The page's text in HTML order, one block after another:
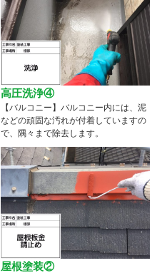
高圧洗浄④
【バルコニー】バルコニー内には、泥
などの頑固な汚れが付着していますの
で、隅々まで除去します。
屋根塗装②